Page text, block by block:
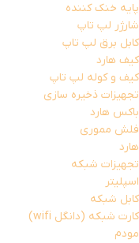
پایه خنک کننده
شارژر لپ تاپ
کابل برق لپ تاپ
کیف هارد
کیف و کوله لپ تاپ
تجهیزات ذخیره سازی
باکس هارد
فلش مموری
هارد
تجهیزات شبکه
اسپلیتر
کابل شبکه
کارت شبکه (دانگل wifi)
مودم